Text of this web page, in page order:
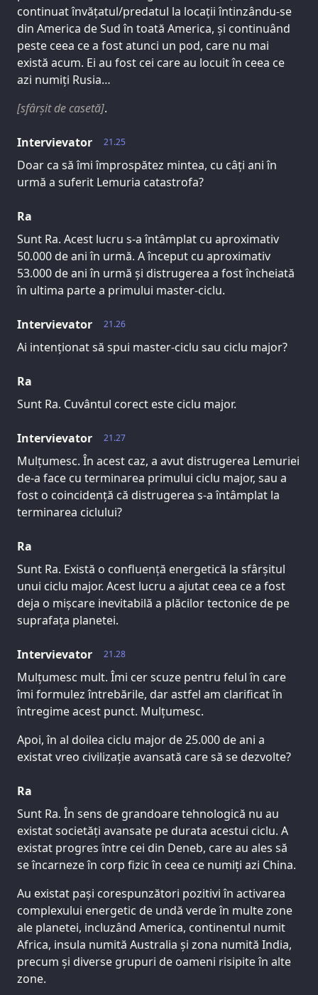
continuat învățatul/predatul la locații întinzându-se
din America de Sud în toată America, și continuând
peste ceea ce a fost atunci un pod, care nu mai
există acum. Ei au fost cei care au locuit în ceea ce
azi numiți Rusia…
[sfârșit de casetă].
21.25
Intervievator
Doar ca să îmi împrospătez mintea, cu câți ani în
urmă a suferit Lemuria catastrofa?
Ra
Sunt Ra. Acest lucru s-a întâmplat cu aproximativ
50.000 de ani în urmă. A început cu aproximativ
53.000 de ani în urmă și distrugerea a fost încheiată
în ultima parte a primului master-ciclu.
21.26
Intervievator
Ai intenționat să spui master-ciclu sau ciclu major?
Ra
Sunt Ra. Cuvântul corect este ciclu major.
21.27
Intervievator
Mulțumesc. În acest caz, a avut distrugerea Lemuriei
de-a face cu terminarea primului ciclu major, sau a
fost o coincidență că distrugerea s-a întâmplat la
terminarea ciclului?
Ra
Sunt Ra. Există o confluență energetică la sfârșitul
unui ciclu major. Acest lucru a ajutat ceea ce a fost
deja o mișcare inevitabilă a plăcilor tectonice de pe
suprafața planetei.
21.28
Intervievator
Mulțumesc mult. Îmi cer scuze pentru felul în care
îmi formulez întrebările, dar astfel am clarificat în
întregime acest punct. Mulțumesc.
Apoi, în al doilea ciclu major de 25.000 de ani a
existat vreo civilizație avansată care să se dezvolte?
Ra
Sunt Ra. În sens de grandoare tehnologică nu au
existat societăți avansate pe durata acestui ciclu. A
existat progres între cei din Deneb, care au ales să
se încarneze în corp fizic în ceea ce numiți azi China.
Au existat pași corespunzători pozitivi în activarea
complexului energetic de undă verde în multe zone
ale planetei, incluzând America, continentul numit
Africa, insula numită Australia și zona numită India,
precum și diverse grupuri de oameni risipite în alte
zone.